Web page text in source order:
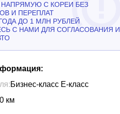
С КОРЕИ БЕЗ
И ПЕРЕПЛАТ
ДО 1 МЛН РУБЛЕЙ
С НАМИ ДЛЯ СОГЛАСОВАНИЯ И
Бизнес-класс Е-класс
км